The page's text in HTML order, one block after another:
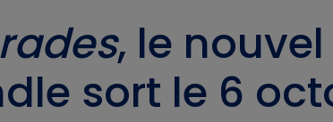
, le
sort le 6